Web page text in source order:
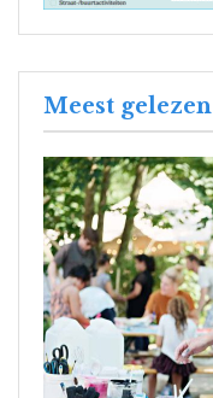
Meest gelezen